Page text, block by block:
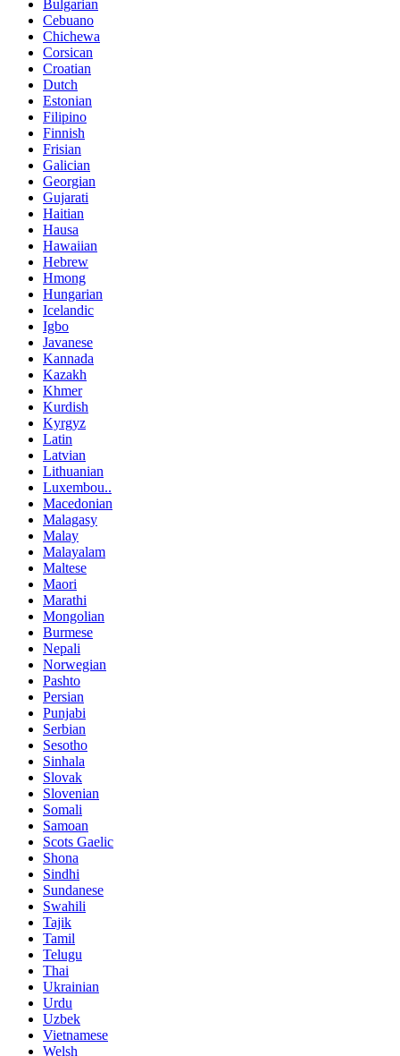
Bulgarian
Cebuano
Chichewa
Corsican
Croatian
Dutch
Estonian
Filipino
Finnish
Frisian
Galician
Georgian
Gujarati
Haitian
Hausa
Hawaiian
Hebrew
Hmong
Hungarian
Icelandic
Igbo
Javanese
Kannada
Kazakh
Khmer
Kurdish
Kyrgyz
Latin
Latvian
Lithuanian
Luxembou..
Macedonian
Malagasy
Malay
Malayalam
Maltese
Maori
Marathi
Mongolian
Burmese
Nepali
Norwegian
Pashto
Persian
Punjabi
Serbian
Sesotho
Sinhala
Slovak
Slovenian
Somali
Samoan
Scots Gaelic
Shona
Sindhi
Sundanese
Swahili
Tajik
Tamil
Telugu
Thai
Ukrainian
Urdu
Uzbek
Vietnamese
Welsh